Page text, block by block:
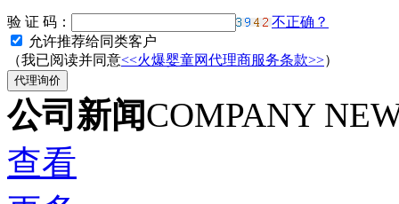
验 证 码：
不正确？
允许推荐给同类客户
（我已阅读并同意<<火爆婴童网代理商服务条款>>）
公司新闻COMPANY
查看